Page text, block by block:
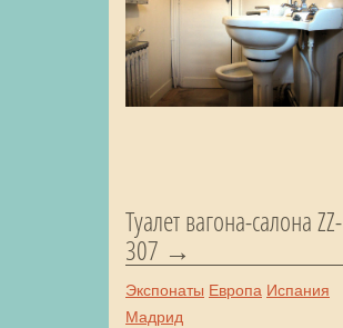
Туалет вагона-салона ZZ-
307
Экспонаты Европа Испания
Мадрид